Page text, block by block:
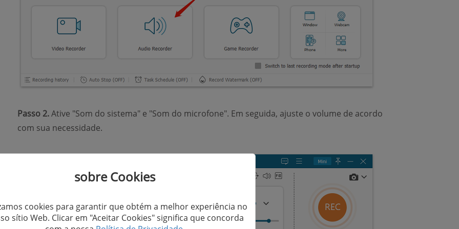
Passo 2.Ative "Som do sistema" e "Som do microfone". Em seguida, ajuste o volume de acordo
com sua necessidade.
sobre Cookies
cookies para garantir que obtém a melhor experiência no
sítio Web. Clicar em "Aceitar Cookies" significa que concorda